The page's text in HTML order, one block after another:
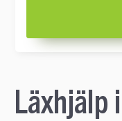
Läxhjälp